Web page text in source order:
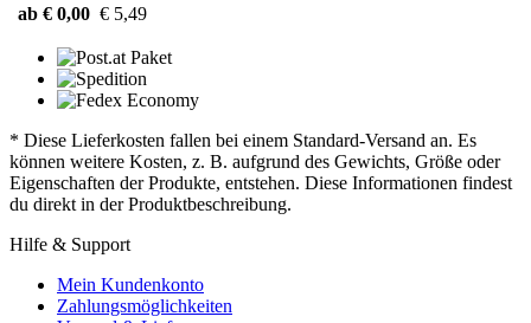
ab € 0,00 € 5,49
* Diese Lieferkosten fallen bei einem Standard-Versand an. Es
können weitere Kosten, z. B. aufgrund des Gewichts, Größe oder
Eigenschaften der Produkte, entstehen. Diese Informationen findest
du direkt in der Produktbeschreibung.
Hilfe & Support
Mein Kundenkonto
Zahlungsmöglichkeiten